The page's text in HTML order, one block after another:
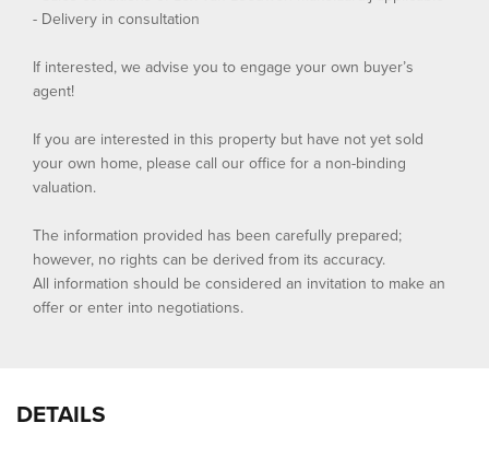
- Delivery in consultation
If interested, we advise you to engage your own buyer’s
agent!
If you are interested in this property but have not yet sold
your own home, please call our office for a non-binding
valuation.
The information provided has been carefully prepared;
however, no rights can be derived from its accuracy.
All information should be considered an invitation to make an
offer or enter into negotiations.
DETAILS